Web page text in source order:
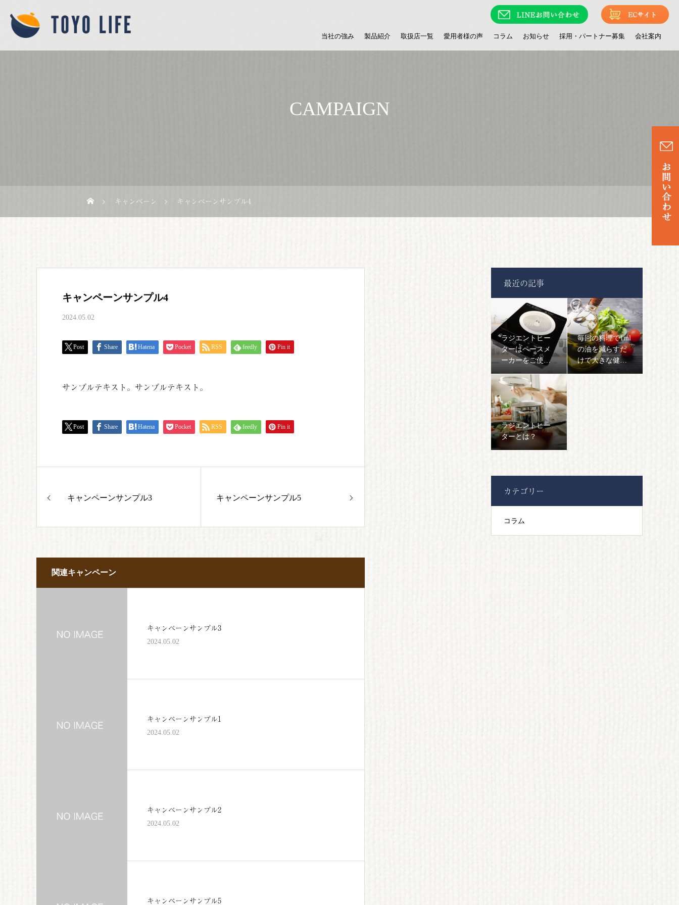
当社の強み 製品紹介 取扱店一覧 愛用者様の声 コラム お知らせ 採用・パートナー募集 会社案内
CAMPAIGN
キャンペーン キャンペーンサンプル4
キャンペーンサンプル4
2024.05.02
Post Share Hatena Pocket RSS feedly Pin it
サンプルテキスト。サンプルテキスト。
Post Share Hatena Pocket RSS feedly Pin it
キャンペーンサンプル3 キャンペーンサンプル5
関連キャンペーン
キャンペーンサンプル3
2024.05.02
キャンペーンサンプル1
2024.05.02
キャンペーンサンプル2
2024.05.02
キャンペーンサンプル5
最近の記事
ラジエントヒー
ターはペースメ
ーカーをご使用
の方でも安心し
て使用できます
毎回の料理で1ml
の油を減らすだ
けで大きな健康
効果が得られま
ラジエントヒー
ターとは？
カテゴリー
コラム